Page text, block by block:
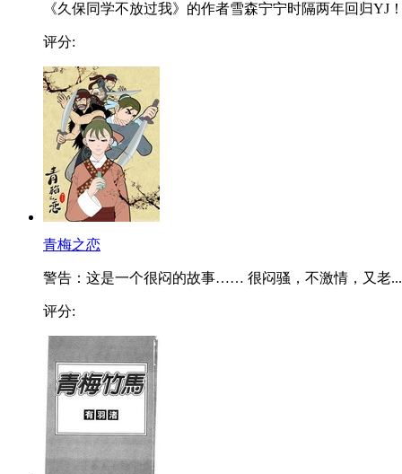
《久保同学不放过我》的作者雪森宁宁时隔两年回归YJ
评分:
青梅之恋
警告：这是一个很闷的故事…… 很闷骚，不激情，又老...
评分: